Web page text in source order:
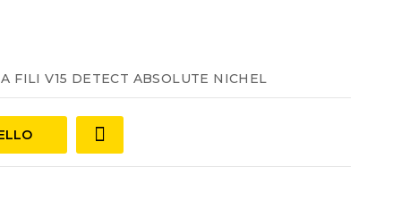
FILI V15 DETECT ABSOLUTE NICHEL